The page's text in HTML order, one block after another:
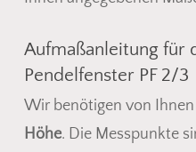
Aufmaßanleitung für
Pendelfenster PF 2/3
Wir benötigen von
Höhe. Die Messpunkte